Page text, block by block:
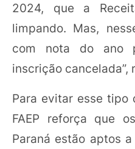
2024, que a
limpando. Mas,
com nota do ano
inscrição cancelada”,
Para evitar esse tipo
FAEP reforça que
Paraná estão aptos